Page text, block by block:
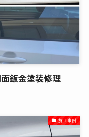
鈑金塗装修理
施工事例